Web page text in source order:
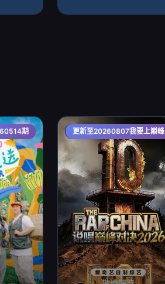
期 大陆综艺
更新至20260807我要上巅峰